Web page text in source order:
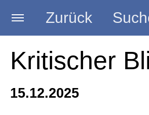
Zurück
Startseite
BLOG HANDWERK
Kritischer
15.12.2025